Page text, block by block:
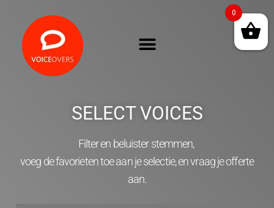
SELECT VOICES
Filter en beluister stemmen,
voeg de favorieten toe aan je selectie, en vraag je offerte
aan.
0